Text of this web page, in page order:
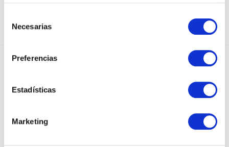
Necesarias
Preferencias
Estadísticas
Marketing
Somos los fabricantes de packaging más chic para tu